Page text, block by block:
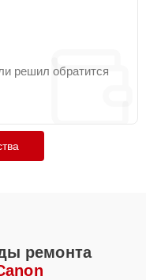
решил обратится
ремонта